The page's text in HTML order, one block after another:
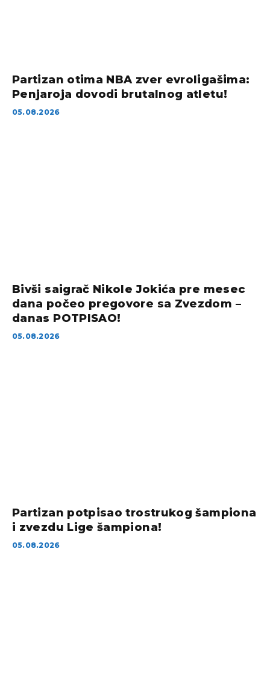
Partizan otima NBA zver evroligašima:
Penjaroja dovodi brutalnog atletu!
05.08.2026
Bivši saigrač Nikole Jokića pre mesec
dana počeo pregovore sa Zvezdom –
danas POTPISAO!
05.08.2026
Partizan potpisao trostrukog šampiona
i zvezdu Lige šampiona!
05.08.2026